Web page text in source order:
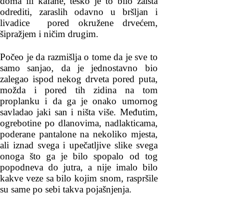
odrediti, zaraslih odavno u bršljan i
livadice pored okružene drvećem,
šipražjem i ničim drugim.
Počeo je da razmišlja o tome da je sve to
samo sanjao, da je jednostavno bio
zalegao ispod nekog drveta pored puta,
možda i pored tih zidina na tom
proplanku i da ga je onako umornog
savladao jaki san i ništa više. Međutim,
ogrebotine po dlanovima, nadlakticama,
poderane pantalone na nekoliko mjesta,
ali iznad svega i upečatljive slike svega
onoga što ga je bilo spopalo od tog
popodneva do jutra, a nije imalo bilo
kakve veze sa bilo kojim snom, raspršile
su same po sebi takva pojašnjenja.